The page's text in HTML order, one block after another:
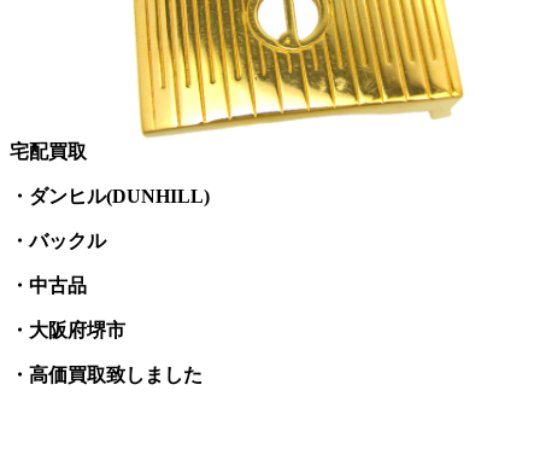
宅配買取
・ダンヒル(DUNHILL)
・バックル
・中古品
・大阪府堺市
・高価買取致しました